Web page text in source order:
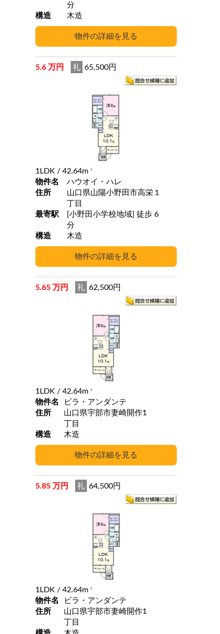
分
構造
木造
5.6 万円 礼 65,500円
1LDK / 42.64m 2
物件名
ハウオイ・ハレ
住所
山口県山陽小野田市高栄１
丁目
最寄駅
[小野田小学校地域] 徒歩 6
分
構造
木造
5.65 万円 礼 62,500円
1LDK / 42.64m 2
物件名
ビラ・アンダンテ
住所
山口県宇部市妻崎開作1
丁目
構造
木造
5.85 万円 礼 64,500円
1LDK / 42.64m 2
物件名
ビラ・アンダンテ
住所
山口県宇部市妻崎開作1
丁目